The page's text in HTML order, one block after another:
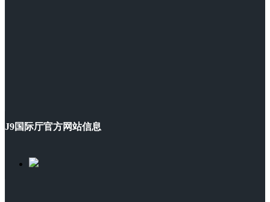
J9国际厅官方网站信息